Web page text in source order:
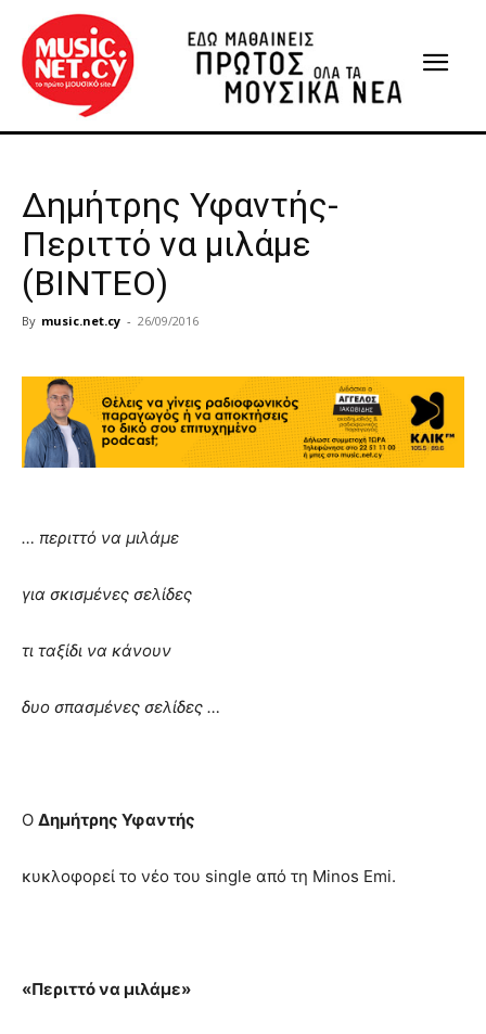
Δημήτρης Υφαντής-
Περιττό να μιλάμε
(ΒΙΝΤΕΟ)
By music.net.cy - 26/09/2016
… περιττό να μιλάμε
για σκισμένες σελίδες
τι ταξίδι να κάνουν
δυο σπασμένες σελίδες …
Ο Δημήτρης Υφαντής
κυκλοφορεί το νέο του single από τη Minos Emi.
«Περιττό να μιλάμε»